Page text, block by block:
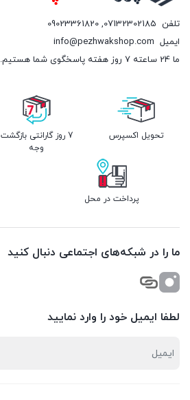
تلفن 07132302185
,
09023361820
ایمیل info@pezhwakshop.com
ما 24 ساعته 7 روز هفته پاسخگوی شما هستیم.
تحویل اکسپرس
7 روز گارانتی بازگشت
وجه
پرداخت در محل
ما را در شبکه‌های اجتماعی دنبال کنید
لطفا ایمیل خود را وارد نمایید